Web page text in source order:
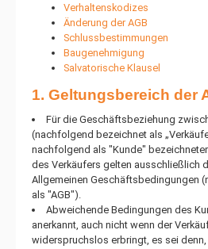
Verhaltenskodizes
Änderung der AGB
Schlussbestimmungen
Baugenehmigung
Salvatorische Klausel
1. Geltungsbereich der
Für die Geschäftsbeziehung
(nachfolgend bezeichnet als
nachfolgend als "Kunde"
des Verkäufers gelten ausschließlich
Allgemeinen Geschäftsbedingungen
als "AGB").
Abweichende Bedingungen des
anerkannt, auch nicht wenn der
widerspruchslos erbringt, es sei